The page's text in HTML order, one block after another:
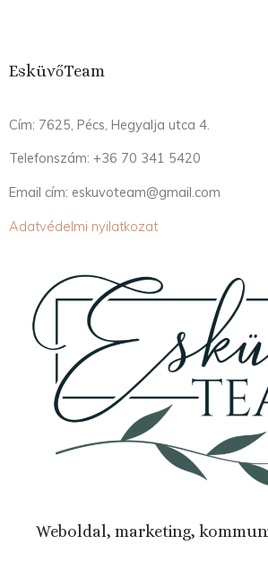
EsküvőTeam
Cím: 7625, Pécs, Hegyalja utca 4.
Telefonszám: +36 70 341 5420
Email cím: eskuvoteam@gmail.com
Adatvédelmi nyilatkozat
Weboldal, marketing,